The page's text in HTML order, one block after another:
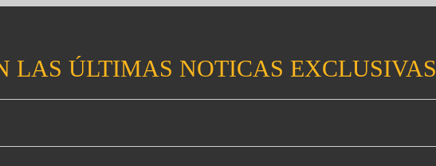
LAS ÚLTIMAS NOTICAS EXCLUSIVAS